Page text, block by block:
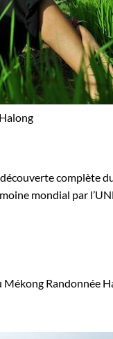
complète
mondial par
Mékong Randonnée